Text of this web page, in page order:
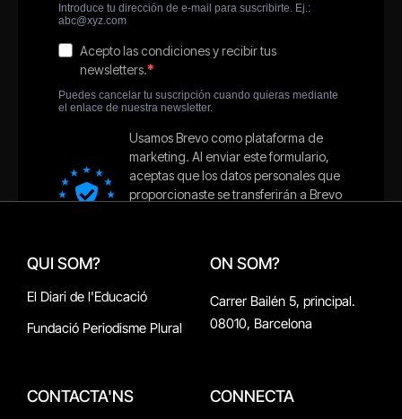
QUI SOM?
El Diari de l'Educació
Fundació Periodisme Plural
ON SOM?
Carrer Bailén 5, principal.
08010, Barcelona
CONTACTA'NS CONNECTA